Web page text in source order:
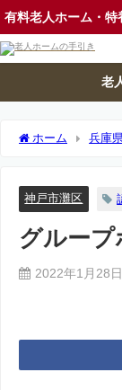
有料老人ホーム・特
老
ホーム 兵庫
神戸市灘区
グループ
2022年1月28日